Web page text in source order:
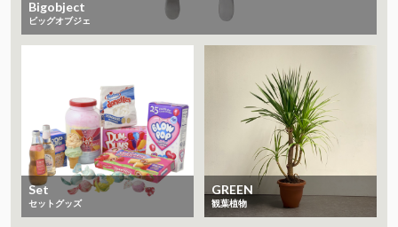
Bigobject
ビッグオブジェ
Set
セットグッズ
GREEN
観葉植物